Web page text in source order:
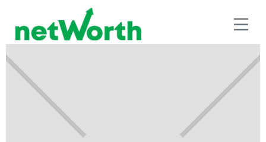
SEGUROS E INVERSIÓN